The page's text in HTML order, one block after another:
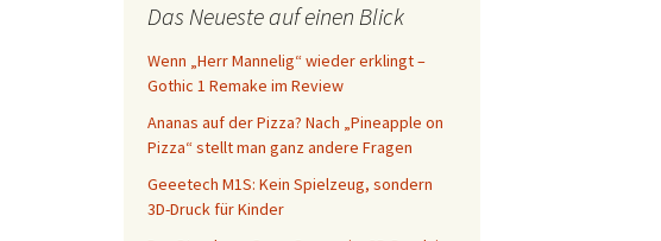
Das Neueste auf einen Blick
Wenn „Herr Mannelig“ wieder erklingt –
Gothic 1 Remake im Review
Ananas auf der Pizza? Nach „Pineapple on
Pizza“ stellt man ganz andere Fragen
Geeetech M1S: Kein Spielzeug, sondern
3D-Druck für Kinder